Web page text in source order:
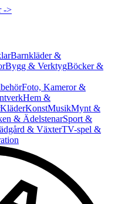
->
Barnkläder &
Bygg & VerktygBöcker &
Foto, Kameror &
Hem &
KläderKonstMusikMynt &
& ÄdelstenarSport &
& VäxterTV-spel &